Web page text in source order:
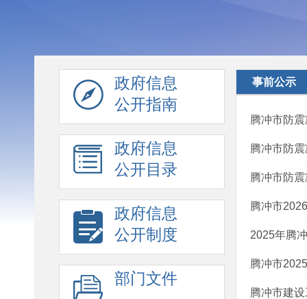
政府信息
公开指南
政府信息
公开目录
政府信息
公开制度
部门文件
事前公示
腾冲市防
腾冲市防
腾冲市防
腾冲市
2025年腾
腾冲市
腾冲市建